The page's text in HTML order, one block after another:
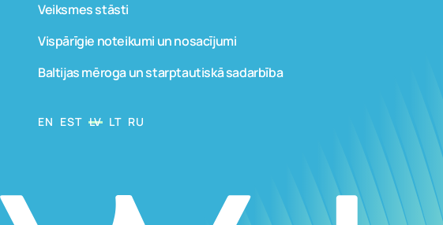
Veiksmes stāsti
Vispārīgie noteikumi un nosacījumi
Baltijas mēroga un starptautiskā sadarbība
EN EST LV LT RU